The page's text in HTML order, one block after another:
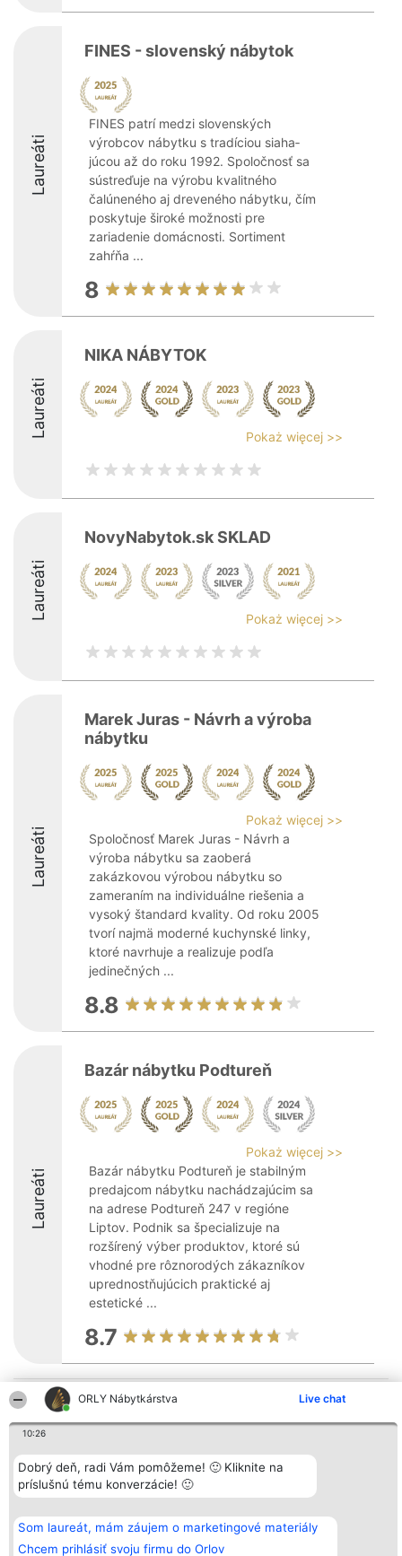
ORLY Nábytkárstva Live chat
10:26
Dobrý deň, radi Vám pomôžeme! 🙂 Kliknite na
príslušnú tému konverzácie! 🙂
Som laureát, mám záujem o marketingové materiály
Chcem prihlásiť svoju firmu do Orlov
Laureáti
FINES - slovenský nábytok
FINES patrí medzi slovenských
výrobcov nábytku s tradíciou siaha­
júcou až do roku 1992. Spoločnosť sa
sústreďuje na výrobu kvalitného
čalúneného aj dreveného nábytku, čím
poskytuje široké možnosti pre
zariadenie domácnosti. Sortiment
zahŕňa ...
8
Laureáti
NIKA NÁBYTOK
Pokaż więcej >>
Laureáti
NovyNabytok.sk SKLAD
Pokaż więcej >>
Laureáti
Marek Juras - Návrh a výroba
nábytku
Pokaż więcej >>
Spoločnosť Marek Juras - Návrh a
výroba nábytku sa zaoberá
zakázkovou výrobou nábytku so
zameraním na individuálne riešenia a
vysoký štandard kvality. Od roku 2005
tvorí najmä moderné kuchynské linky,
ktoré navrhuje a realizuje podľa
jedinečných ...
8.8
Laureáti
Bazár nábytku Podtureň
Pokaż więcej >>
Bazár nábytku Podtureň je stabilným
predajcom nábytku nachádzajúcim sa
na adrese Podtureň 247 v regióne
Liptov. Podnik sa špecializuje na
rozšírený výber produktov, ktoré sú
vhodné pre rôznorodých zákazníkov
uprednostňujúcich praktické aj
estetické ...
8.7
Organizátor hodnotenia
Bright Side Solutions sp. z o.
o. sp. k.
ul. Ruska 22
Wrocław 50-079
KRS 0000749100 | Regon
381313360 | NIP 8943132676
+48 508 492 400
Hodnotenie
Lista
Laureatów
Podmienky
Obchodné
podmienky
ochrany
osobných
údajov
Kontakt